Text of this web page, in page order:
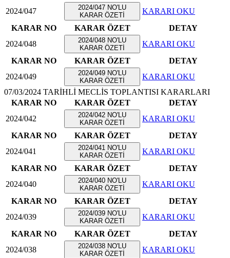
2024/047
2024/047 NO'LU
KARAR ÖZETİ
KARARI OKU
KARAR NO
KARAR ÖZET
DETAY
2024/048
2024/048 NO'LU
KARAR ÖZETİ
KARARI OKU
KARAR NO
KARAR ÖZET
DETAY
2024/049
2024/049 NO'LU
KARAR ÖZETİ
KARARI OKU
07/03/2024 TARİHLİ MECLİS TOPLANTISI KARARLARI
KARAR NO
KARAR ÖZET
DETAY
2024/042
2024/042 NO'LU
KARAR ÖZETİ
KARARI OKU
KARAR NO
KARAR ÖZET
DETAY
2024/041
2024/041 NO'LU
KARAR ÖZETİ
KARARI OKU
KARAR NO
KARAR ÖZET
DETAY
2024/040
2024/040 NO'LU
KARAR ÖZETİ
KARARI OKU
KARAR NO
KARAR ÖZET
DETAY
2024/039
2024/039 NO'LU
KARAR ÖZETİ
KARARI OKU
KARAR NO
KARAR ÖZET
DETAY
2024/038
2024/038 NO'LU
KARAR ÖZETİ
KARARI OKU